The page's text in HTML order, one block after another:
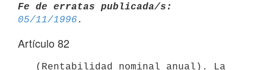
Fe de erratas publicada/s:
05/11/1996
Artículo 82